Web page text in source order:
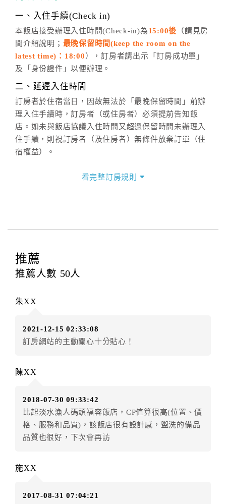
※非客服時間之申辦異動，皆為次日計算及辦理。
五、客服時間
週一至週日，上午9:00～晚上6:00
六、聯絡方式
(07)9682715 。
一、入住手續(Check in)
本飯店接受辦理入住時間(Check-in)為15:00後 （請見房
間介紹說明； 最晚保留時間(keep the room on the
latest time)：18:00 ），訂房者請出示「訂房成功單」
及「身份證件」以便辦理。
二、延遲入住時間
訂房者於住宿當日，因故無法於「最晚保留時間」前辦
理入住手續時，訂房者（或住房者）必須提前告知飯
店。如未與飯店協議入住時間又超過保留時間未辦理入
住手續，則視訂房者（及住房者）無條件放棄訂單（住
宿權益）。
四、訂單異動
提出申辦不得異動訂單。
每筆訂單異動限定
辦理取消退款。
房者應補足差額。（限原訂飯店）
房者不得要求退其差額。（限原訂飯店）
額3個月
．訂房者使用「保留住宿金額」時，請注意！為避免飯
店客滿，敬請及早計畫，如逾時未提出申辦，視同無條
件放棄訂單（住宿權益）。 （限原訂飯店使用）
．每筆訂單異動限定乙次，限原訂飯店，異動完成後不
．訂單異動後，訂單費用總計大於原訂單費用總計時，
看完整訂房規則
推薦
推薦人數 50人
朱XX
2021-12-15 02:33:08
訂房網站的主動關心十分貼心！
陳XX
2018-07-30 09:33:42
比起淡水漁人碼頭福容飯店，CP值算很高(位置、價
格、服務和品質)，該飯店很有設計感，盥洗的備品
品質也很好，下次會再訪
施XX
2017-08-31 07:04:21